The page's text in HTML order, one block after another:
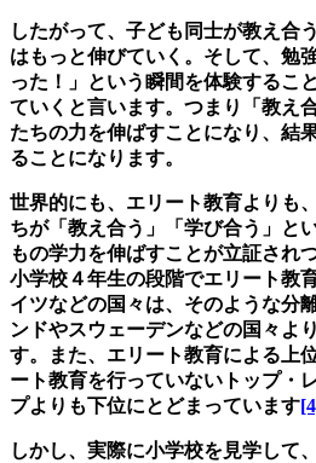
したがって、子ども同士が教え合
はもっと伸びていく。そして、勉
った！」という瞬間を体験するこ
ていくと言います。つまり「教え
たちの力を伸ばすことになり、結
ることになります。
世界的にも、エリート教育よりも
ちが「教え合う」「学び合う」と
もの学力を伸ばすことが立証され
小学校４年生の段階でエリート教
イツなどの国々は、そのような分
ンドやスウェーデンなどの国々よ
す。また、エリート教育による上
ート教育を行っていないトップ・
プよりも下位にとどまっています
しかし、実際に小学校を見学して